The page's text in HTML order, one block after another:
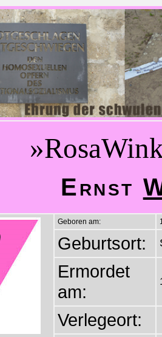
Ernst
Geboren am:
Geburtsort:
Ermordet
am:
Verlegeort: